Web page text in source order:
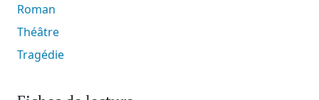
Roman
Théâtre
Tragédie